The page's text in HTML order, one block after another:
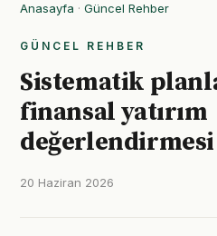
Anasayfa · Güncel Rehber
GÜNCEL REHBER
Sistematik
finansal yatırım
değerlendirmesi
20 Haziran 2026